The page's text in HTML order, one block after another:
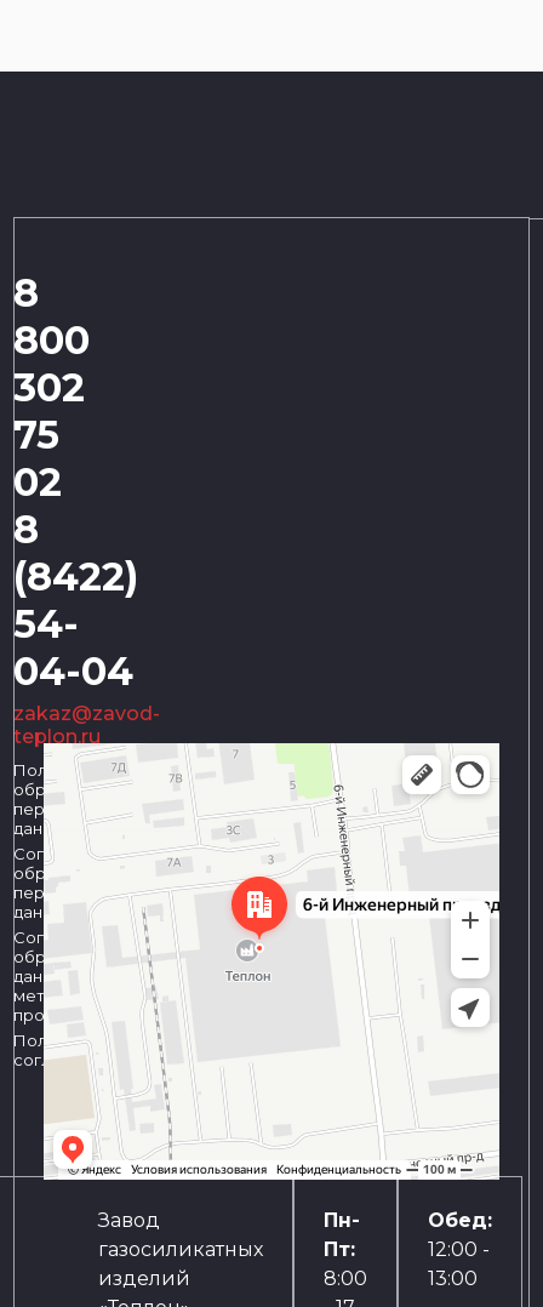
8
800
302
75
02
8
(8422)
54-
04-04
zakaz@zavod-
teplon.ru
Политика
обработки
персональных
данных
Согласие на
обработку
персональных
данных
Согласие на
обработку
данных
метрическими
программами
Пользовательское
соглашение
Завод
газосиликатных
изделий
Пн-
Пт:
8:00
Обед:
12:00 -
13:00